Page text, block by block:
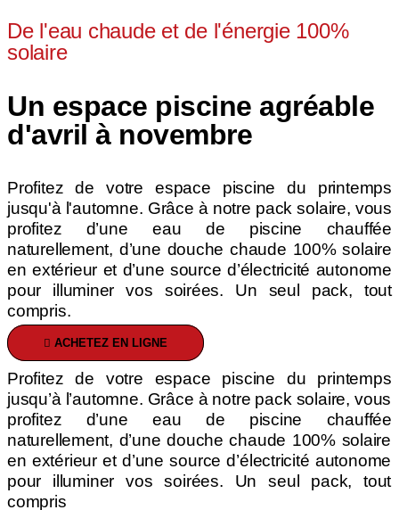
De l'eau chaude et de l'énergie 100%
solaire
Un espace piscine agréable
d'avril à novembre
Profitez de votre espace piscine du printemps
jusqu'à l'automne. Grâce à notre pack solaire, vous
profitez d’une eau de piscine chauffée
naturellement, d’une douche chaude 100% solaire
en extérieur et d’une source d’électricité autonome
pour illuminer vos soirées. Un seul pack, tout
compris.
ACHETEZ EN LIGNE
Profitez de votre espace piscine du printemps
jusqu’à l’automne. Grâce à notre pack solaire, vous
profitez d’une eau de piscine chauffée
naturellement, d’une douche chaude 100% solaire
en extérieur et d’une source d’électricité autonome
pour illuminer vos soirées. Un seul pack, tout
compris